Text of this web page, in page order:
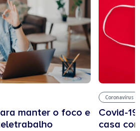
manter o foco e
Coronavírus
Covid-
casa